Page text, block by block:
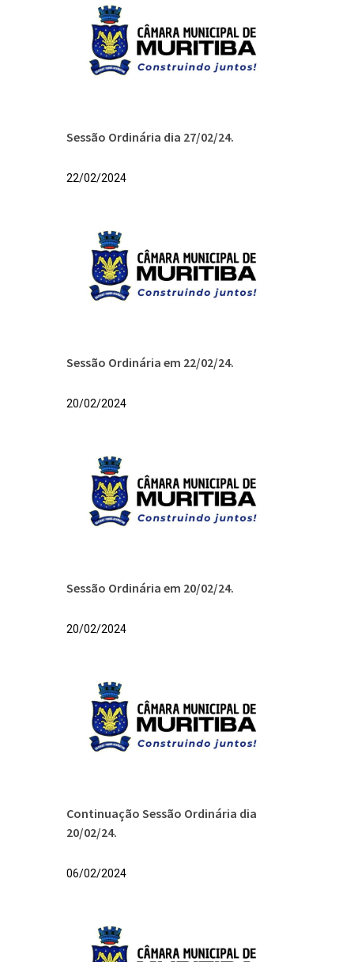
Sessão Ordinária dia 27/02/24.
22/02/2024
Sessão Ordinária em 22/02/24.
20/02/2024
Sessão Ordinária em 20/02/24.
20/02/2024
Continuação Sessão Ordinária dia
20/02/24.
06/02/2024